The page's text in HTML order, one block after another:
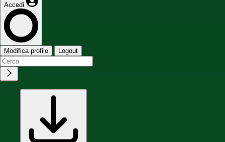
Accedi
Modifica profilo Logout